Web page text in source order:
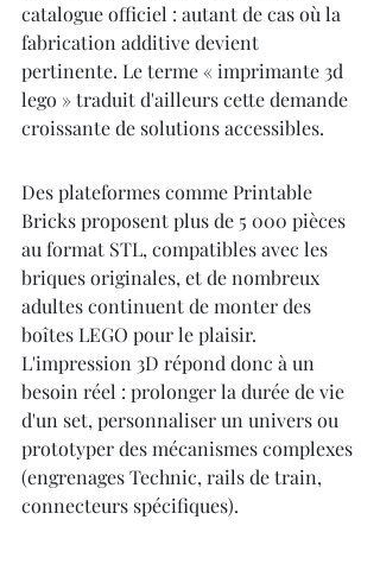
catalogue officiel : autant de cas où la
fabrication additive devient
pertinente. Le terme « imprimante 3d
lego » traduit d'ailleurs cette demande
croissante de solutions accessibles.
Des plateformes comme Printable
Bricks proposent plus de 5 000 pièces
au format STL, compatibles avec les
briques originales, et de nombreux
adultes continuent de monter des
boîtes LEGO pour le plaisir.
L'impression 3D répond donc à un
besoin réel : prolonger la durée de vie
d'un set, personnaliser un univers ou
prototyper des mécanismes complexes
(engrenages Technic, rails de train,
connecteurs spécifiques).